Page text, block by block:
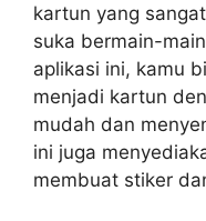
kartun yang
suka bermain-
aplikasi ini, kamu
menjadi kartun
mudah dan
ini juga
membuat stiker